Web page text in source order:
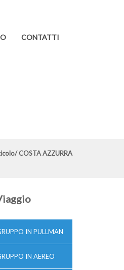
CONTATTI
COSTA AZZURRA
IN PULLMAN
IN AEREO